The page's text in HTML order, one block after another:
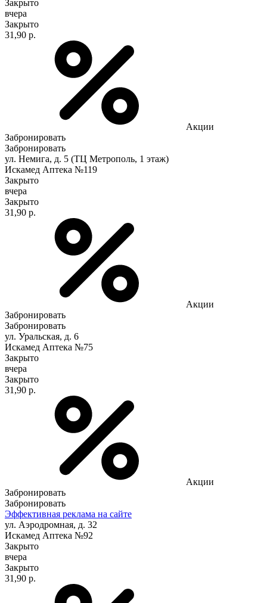
Закрыто
вчера
Закрыто
31,90 р.
Акции
Забронировать
Забронировать
ул. Немига, д. 5 (ТЦ Метрополь, 1 этаж)
Искамед Аптека №119
Закрыто
вчера
Закрыто
31,90 р.
Акции
Забронировать
Забронировать
ул. Уральская, д. 6
Искамед Аптека №75
Закрыто
вчера
Закрыто
31,90 р.
Акции
Забронировать
Забронировать
Эффективная реклама на сайте
ул. Аэродромная, д. 32
Искамед Аптека №92
Закрыто
вчера
Закрыто
31,90 р.